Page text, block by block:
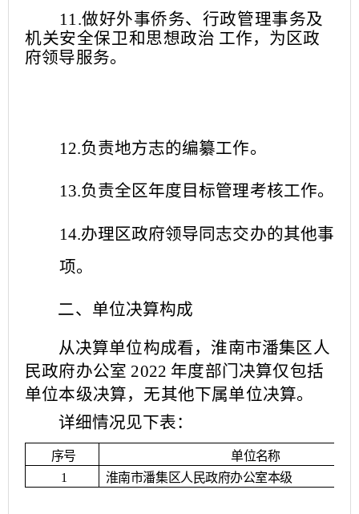
11.做好外事侨务、行政管理事务及
机关安全保卫和思想政治 工作，为区政
府领导服务。
12.负责地方志的编纂工作。
13.负责全区年度目标管理考核工作。
14.办理区政府领导同志交办的其他事
项。
二、单位决算构成
从决算单位构成看，淮南市潘集区人
民政府办公室 2022 年度部门决算仅包括
单位本级决算，无其他下属单位决算。
详细情况见下表：
序号
单位名称
1
淮南市潘集区人民政府办公室本级